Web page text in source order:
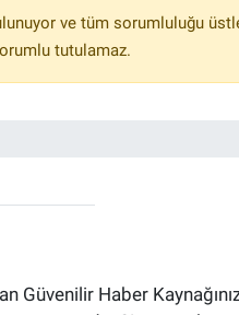
ve tüm sorumluluğu
tutulamaz.
Güvenilir Haber